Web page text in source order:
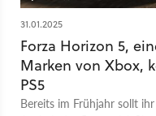
31.01.2025
Forza Horizon 5,
Marken von Xbox,
PS5
Bereits im Frühjahr sollt